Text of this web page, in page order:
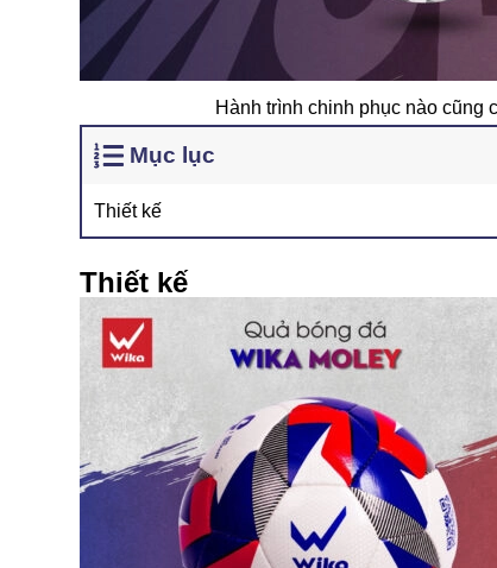
Hành trình chinh phục nào cũng
Mục lục
Thiết kế
Thiết kế